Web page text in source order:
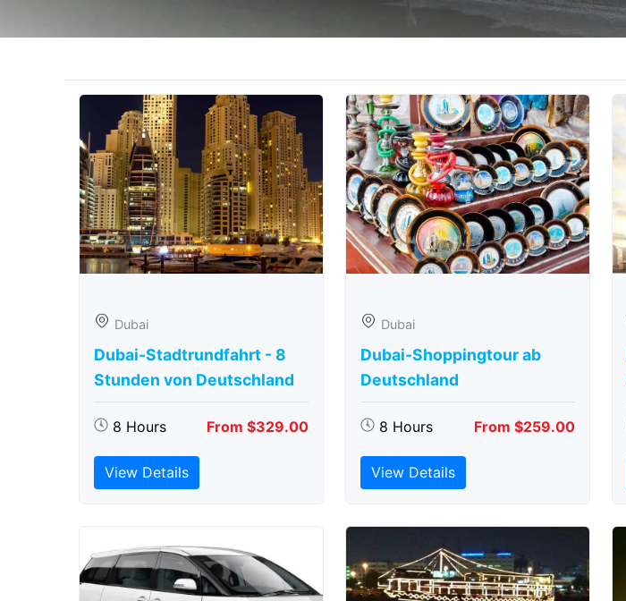
Dubai
Dubai-Stadtrundfahrt - 8
Stunden von Deutschland
8 Hours From $329.00
View Details
Dubai
Dubai-Shoppingtour ab
Deutschland
8 Hours From $259.00
View Details